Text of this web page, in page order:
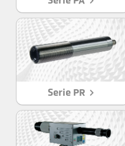
Serie PR